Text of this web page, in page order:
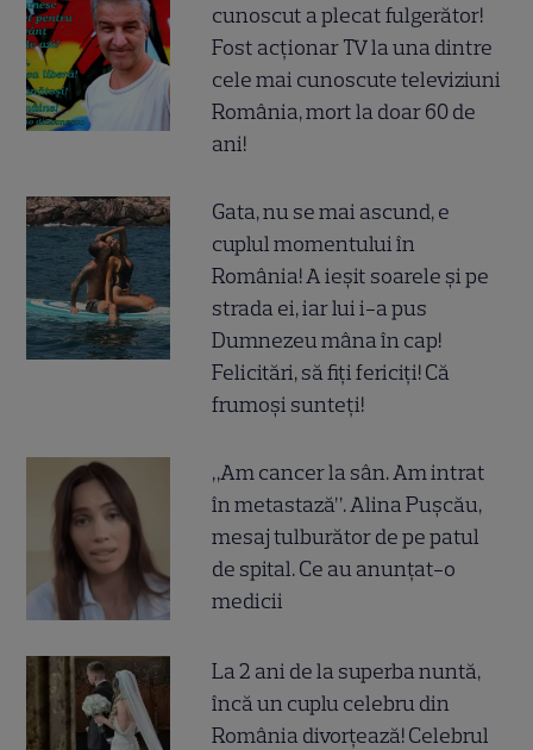
cunoscut a plecat fulgerător!
Fost acționar TV la una dintre
cele mai cunoscute televiziuni
România, mort la doar 60 de
ani!
Gata, nu se mai ascund, e
cuplul momentului în
România! A ieșit soarele și pe
strada ei, iar lui i-a pus
Dumnezeu mâna în cap!
Felicitări, să fiți fericiți! Că
frumoși sunteți!
„Am cancer la sân. Am intrat
în metastază”. Alina Pușcău,
mesaj tulburător de pe patul
de spital. Ce au anunțat-o
medicii
La 2 ani de la superba nuntă,
încă un cuplu celebru din
România divorțează! Celebrul